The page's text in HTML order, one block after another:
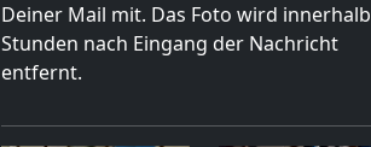
Deiner Mail mit. Das Foto wird
Stunden nach Eingang der Nachricht
entfernt.